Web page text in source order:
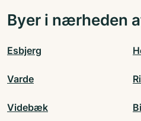
Byer i nærheden
Esbjerg
Varde
Videbæk